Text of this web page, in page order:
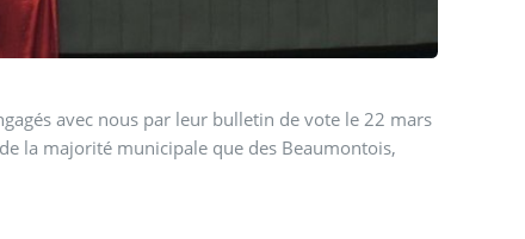
avec nous par leur bulletin de vote le 22 mars
la majorité municipale que des Beaumontois,